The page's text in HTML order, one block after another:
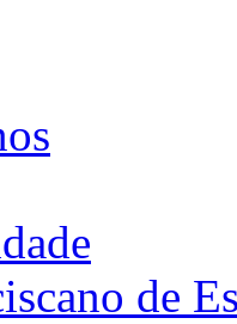
de